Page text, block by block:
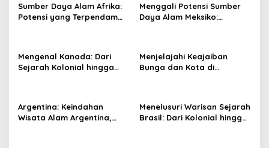
Sumber Daya Alam Afrika:
Potensi yang Terpendam
Menggali Potensi Sumber
Daya Alam Meksiko:
Mengenal Kanada: Dari
Sejarah Kolonial hingga
Menjelajahi Keajaiban
Bunga dan Kota di
Argentina: Keindahan
Wisata Alam Argentina,
Menelusuri Warisan Sejarah
Brasil: Dari Kolonial hingga